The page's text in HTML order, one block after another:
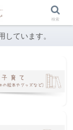
ています。
検索